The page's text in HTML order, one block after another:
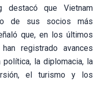
destacó que Vietnam
de sus socios más
que, en los últimos
registrado avances
la diplomacia, la
el turismo y los